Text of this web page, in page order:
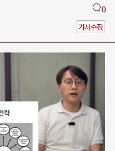
0
기사수정